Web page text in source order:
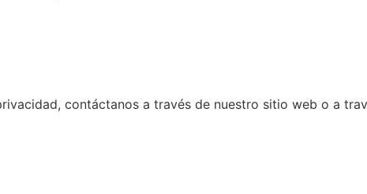
contáctanos a través de nuestro sitio web o a